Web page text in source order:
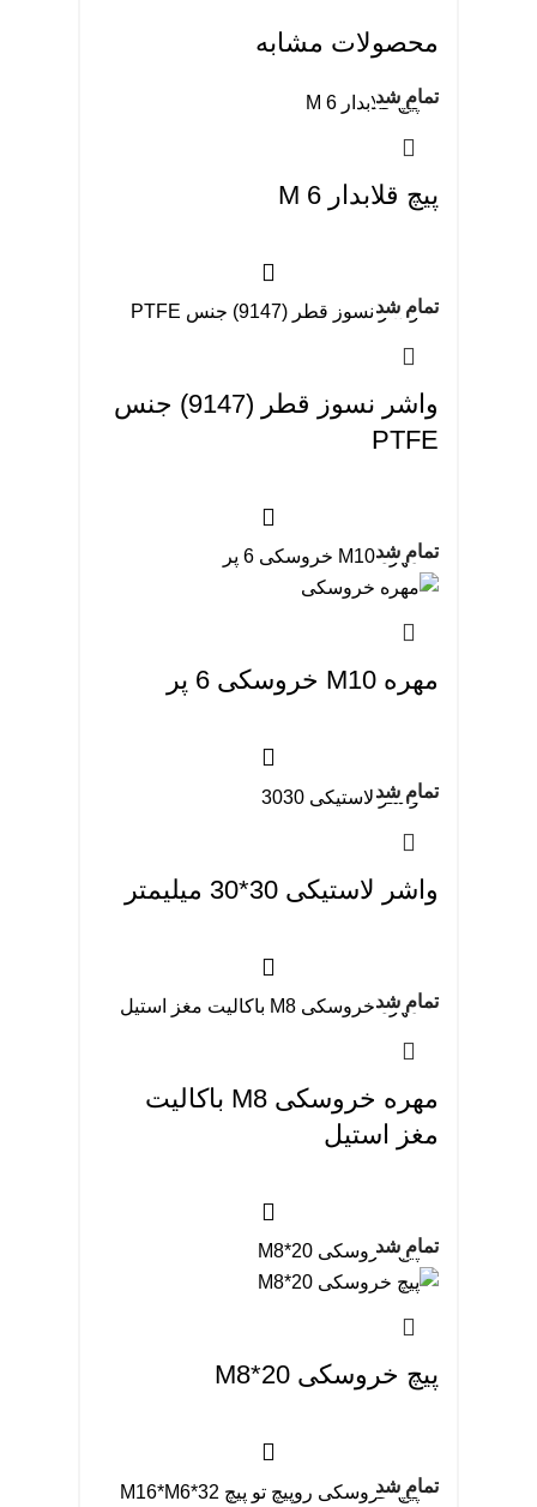
محصولات مشابه
تمام شد
پیچ قلابدار M 6
تمام شد
واشر نسوز قطر (9147) جنس
PTFE
تمام شد
مهره M10 خروسکی 6 پر
تمام شد
واشر لاستیکی 30*30 میلیمتر
تمام شد
مهره خروسکی M8 باکالیت
مغز استیل
تمام شد
پیچ خروسکی M8*20
تمام شد